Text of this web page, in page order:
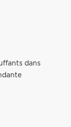
dans